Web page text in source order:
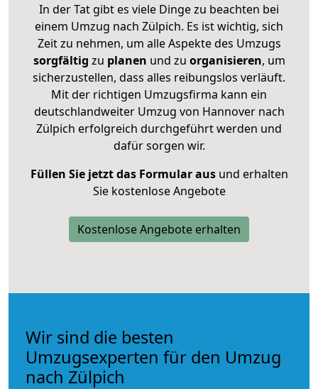
In der Tat gibt es viele Dinge zu beachten bei
einem Umzug nach Zülpich. Es ist wichtig, sich
Zeit zu nehmen, um alle Aspekte des Umzugs
sorgfältig zu planen und zu organisieren, um
sicherzustellen, dass alles reibungslos verläuft.
Mit der richtigen Umzugsfirma kann ein
deutschlandweiter Umzug von Hannover nach
Zülpich erfolgreich durchgeführt werden und
dafür sorgen wir.
Füllen Sie jetzt das Formular ausund erhalten
Sie kostenlose Angebote
Kostenlose Angebote erhalten
Wir sind die besten
Umzugsexperten für den Umzug
nach Zülpich